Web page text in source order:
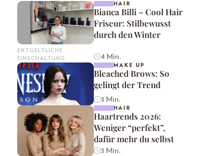
ENTGELTLICHE
EINSCHALTUNG
HAIR
Bianca Billi – Cool Hair
Friseur: Stilbewusst
durch den Winter
4 Min.
MAKE UP
Bleached Brows: So
gelingt der Trend
3 Min.
HAIR
Haartrends 2026:
Weniger “perfekt”,
dafür mehr du selbst
3 Min.